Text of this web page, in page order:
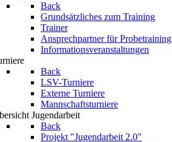
Back
Grundsätzliches zum Training
Trainer
Ansprechpartner für Probetraining
Informationsveranstaltungen
Back
LSV-Turniere
Externe Turniere
Mannschaftsturniere
Jugendarbeit
Back
Projekt "Jugendarbeit 2.0"